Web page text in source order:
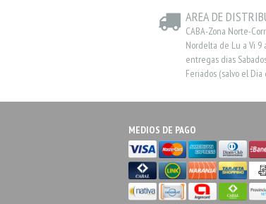
AREA DE
CABA-Zona Norte-
Nordelta de Lu a Vi 9
entregas dias
Feriados (salvo el
MEDIOS DE PAGO